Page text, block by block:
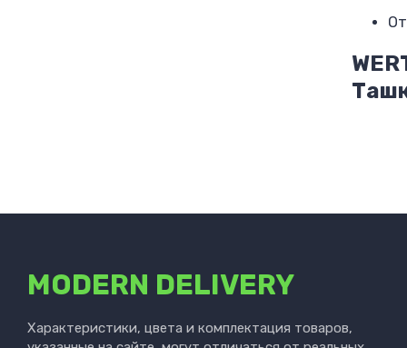
MODERN DELIVERY
Характеристики, цвета и комплектация товаров,